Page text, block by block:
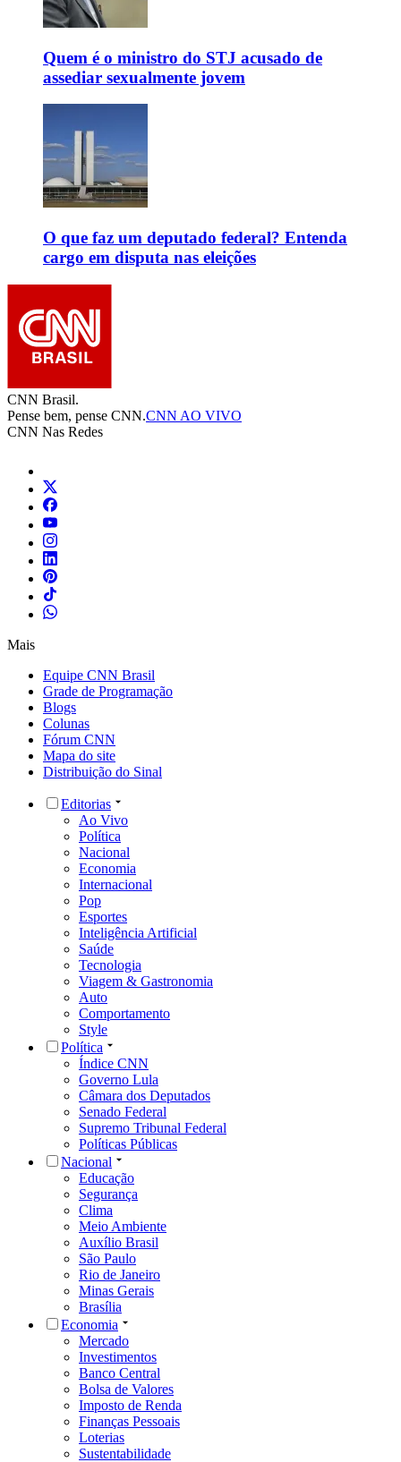
Quem é o ministro do STJ acusado de
assediar sexualmente jovem
O que faz um deputado federal? Entenda
cargo em disputa nas eleições
CNN Brasil.
Pense bem, pense CNN.CNN AO VIVO
CNN Nas Redes
Mais
Equipe CNN Brasil
Grade de Programação
Blogs
Colunas
Fórum CNN
Mapa do site
Distribuição do Sinal
Editorias
Ao Vivo
Política
Nacional
Economia
Internacional
Pop
Esportes
Inteligência Artificial
Saúde
Tecnologia
Viagem & Gastronomia
Auto
Comportamento
Style
Política
Índice CNN
Governo Lula
Câmara dos Deputados
Senado Federal
Supremo Tribunal Federal
Políticas Públicas
Nacional
Educação
Segurança
Clima
Meio Ambiente
Auxílio Brasil
São Paulo
Rio de Janeiro
Minas Gerais
Brasília
Economia
Mercado
Investimentos
Banco Central
Bolsa de Valores
Imposto de Renda
Finanças Pessoais
Loterias
Sustentabilidade